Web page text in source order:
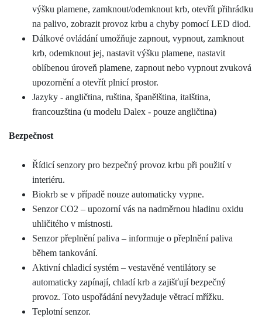
výšku plamene, zamknout/odemknout krb, otevřít přihrádku
na palivo, zobrazit provoz krbu a chyby pomocí LED diod.
Dálkové ovládání umožňuje zapnout, vypnout, zamknout
krb, odemknout jej, nastavit výšku plamene, nastavit
oblíbenou úroveň plamene, zapnout nebo vypnout zvuková
upozornění a otevřít plnicí prostor.
Jazyky - angličtina, ruština, španělština, italština,
francouzština (u modelu Dalex - pouze angličtina)
Bezpečnost
Řídicí senzory pro bezpečný provoz krbu při použití v
interiéru.
Biokrb se v případě nouze automaticky vypne.
Senzor CO2 – upozorní vás na nadměrnou hladinu oxidu
uhličitého v místnosti.
Senzor přeplnění paliva – informuje o přeplnění paliva
během tankování.
Aktivní chladicí systém – vestavěné ventilátory se
automaticky zapínají, chladí krb a zajišťují bezpečný
provoz. Toto uspořádání nevyžaduje větrací mřížku.
Teplotní senzor.